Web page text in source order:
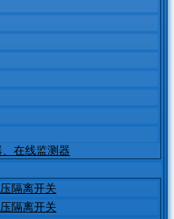
在线监测器
隔离开关
隔离开关